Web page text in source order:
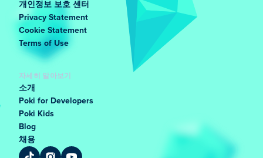
개인정보 보호 센터
Privacy Statement
Cookie Statement
Terms of Use
자세히 알아보기
소개
Poki for Developers
Poki Kids
Blog
채용